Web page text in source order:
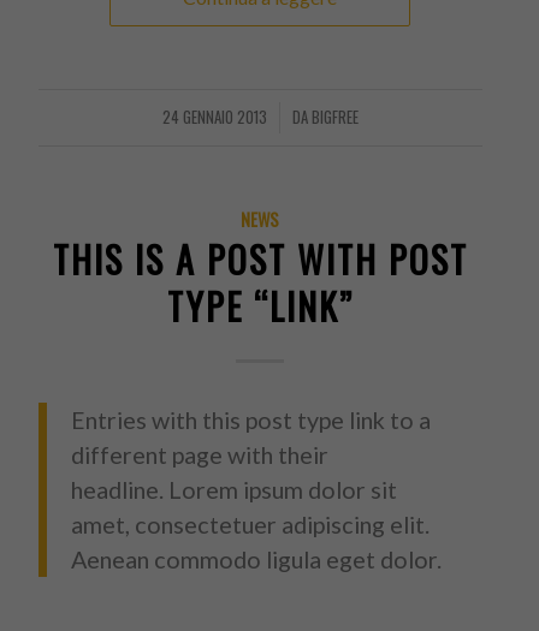
24 GENNAIO 2013
/ DA BIGFREE
NEWS
THIS IS A POST WITH POST
TYPE “LINK”
Entries with this post type link to a
different page with their
headline. Lorem ipsum dolor sit
amet, consectetuer adipiscing elit.
Aenean commodo ligula eget dolor.